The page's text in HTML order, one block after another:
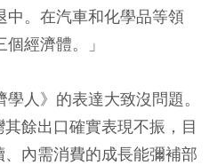
中。在汽車和化學品等領
經濟體。」
人》的表達大致沒問題。
餘出口確實表現不振，目
內需消費的成長能彌補部